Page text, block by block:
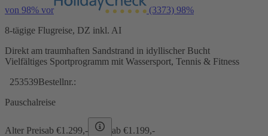
von 98% vor (3373) 98%
8-tägige Flugreise, DZ inkl. AI
Direkt am traumhaften Sandstrand in idyllischer Bucht
Vielfältiges Sportprogramm mit Wassersport, Tennis & Fitness
253539Bestellnr.:
Pauschalreise
Alter Preisab €1.299,- ab €1.199,-